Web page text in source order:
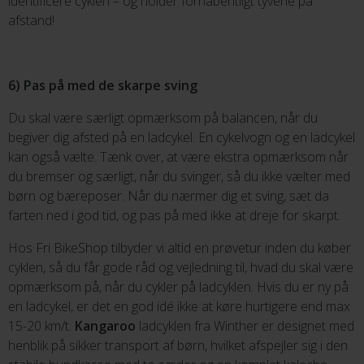
afstand!
6) Pas på med de skarpe sving
Du skal være særligt opmærksom på balancen, når du
begiver dig afsted på en ladcykel. En cykelvogn og en ladcykel
kan også vælte. Tænk over, at være ekstra opmærksom når
du bremser og særligt, når du svinger, så du ikke vælter med
børn og bæreposer. Når du nærmer dig et sving, sæt da
farten ned i god tid, og pas på med ikke at dreje for skarpt.
Hos Fri BikeShop tilbyder vi altid en prøvetur inden du køber
cyklen, så du får gode råd og vejledning til, hvad du skal være
opmærksom på, når du cykler på ladcyklen. Hvis du er ny på
en ladcykel, er det en god idé ikke at køre hurtigere end max
15-20 km/t. Kangaroo ladcyklen fra Winther er designet med
henblik på sikker transport af børn, hvilket afspejler sig i den